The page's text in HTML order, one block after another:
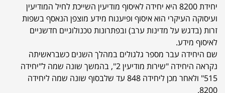
יחידת 8200 היא יחידה לאיסוף מודיעין השייכת לחיל המודיעין
ועיסוקה העיקרי הוא איסוף ופיענוח מידע מוצפן הנאסף בשפות
זרות (בדגש על מדינות ערב) ובפתרונות טכנולוגיים חדשניים
לאיסוף מידע.
שם היחידה עבר מספר גלגולים במהלך השנים כשבראשיתה
נקראה היחידה "שירות מודיעין 2", בהמשך שונה שמה ל"יחידה
515" ולאחר מכן ליחידה 848 עד שלבסוף שונה שמה ליחידה
8200.